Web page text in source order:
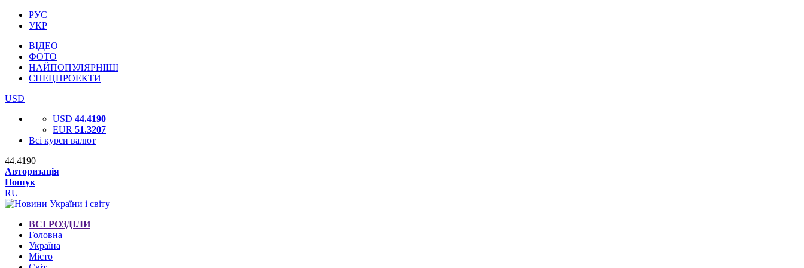
РУС
УКР
ВІДЕО
ФОТО
НАЙПОПУЛЯРНІШІ
СПЕЦПРОЕКТИ
USD
USD 44.4190
EUR 51.3207
Всі курси валют
44.4190
Авторизація
Пошук
RU
ВСІ РОЗДІЛИ
Головна
Україна
Місто